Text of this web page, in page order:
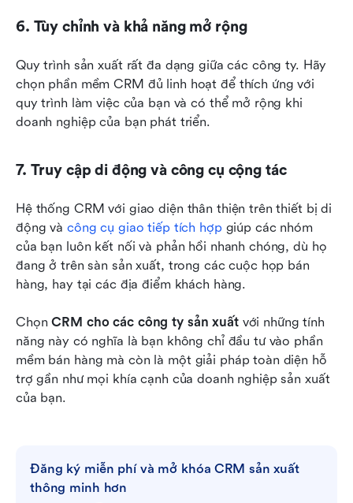
6. Tùy chỉnh và khả năng mở rộng
Quy trình sản xuất rất đa dạng giữa các công ty. Hãy
chọn phần mềm CRM đủ linh hoạt để thích ứng với
quy trình làm việc của bạn và có thể mở rộng khi
doanh nghiệp của bạn phát triển.
7. Truy cập di động và công cụ cộng tác
Hệ thống CRM với giao diện thân thiện trên thiết bị di
động và công cụ giao tiếp tích hợp giúp các nhóm
của bạn luôn kết nối và phản hồi nhanh chóng, dù họ
đang ở trên sàn sản xuất, trong các cuộc họp bán
hàng, hay tại các địa điểm khách hàng.
Chọn CRM cho các công ty sản xuất với những tính
năng này có nghĩa là bạn không chỉ đầu tư vào phần
mềm bán hàng mà còn là một giải pháp toàn diện hỗ
trợ gần như mọi khía cạnh của doanh nghiệp sản xuất
của bạn.
Đăng ký miễn phí và mở khóa CRM sản xuất
thông minh hơn